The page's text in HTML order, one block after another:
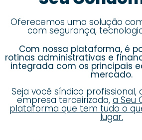
Oferecemos uma solução
com segurança,
Com nossa plataforma, é
rotinas administrativas e
integrada com os principais
mercado.
Seja você síndico profissional,
empresa terceirizada, a Seu
plataforma que tem tudo o
lugar.